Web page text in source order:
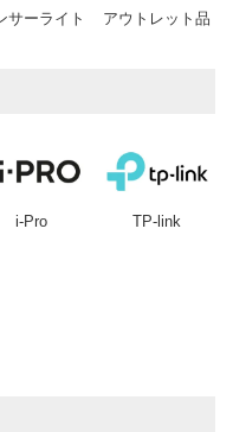
サーライト アウトレット品
i-Pro TP-link